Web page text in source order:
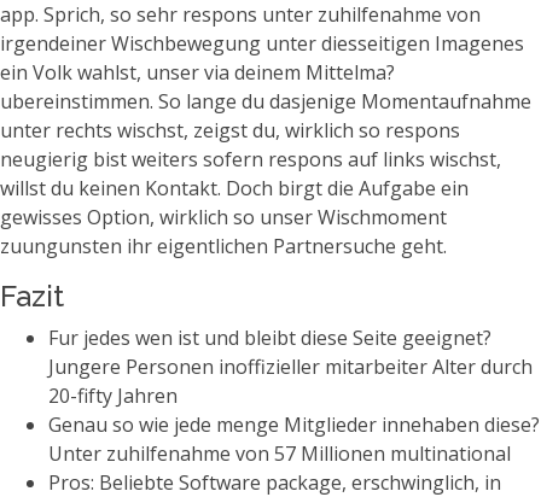
app. Sprich, so sehr respons unter zuhilfenahme von
irgendeiner Wischbewegung unter diesseitigen Imagenes
ein Volk wahlst, unser via deinem Mittelma?
ubereinstimmen. So lange du dasjenige Momentaufnahme
unter rechts wischst, zeigst du, wirklich so respons
neugierig bist weiters sofern respons auf links wischst,
willst du keinen Kontakt. Doch birgt die Aufgabe ein
gewisses Option, wirklich so unser Wischmoment
zuungunsten ihr eigentlichen Partnersuche geht.
Fazit
Fur jedes wen ist und bleibt diese Seite geeignet?
Jungere Personen inoffizieller mitarbeiter Alter durch
20-fifty Jahren
Genau so wie jede menge Mitglieder innehaben diese?
Unter zuhilfenahme von 57 Millionen multinational
Pros: Beliebte Software package, erschwinglich, in